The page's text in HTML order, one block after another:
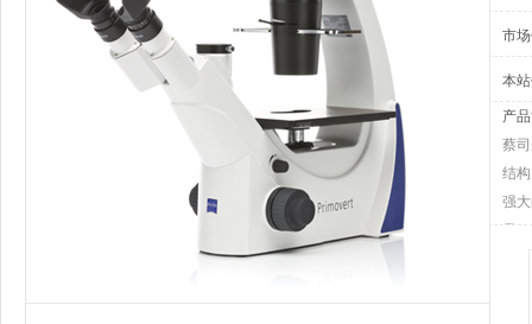
市
本
产
蔡
结
强
量。